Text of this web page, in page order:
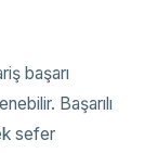
başarı
Başarılı
sefer